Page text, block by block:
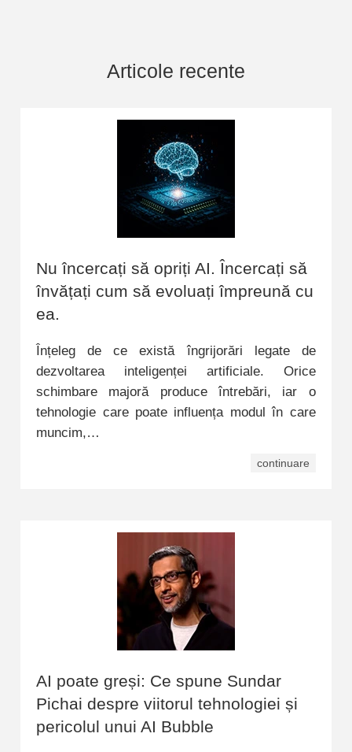
Articole recente
Nu încercați să opriți AI. Încercați să
învățați cum să evoluați împreună cu
ea.
Înțeleg de ce există îngrijorări legate de
dezvoltarea inteligenței artificiale. Orice
schimbare majoră produce întrebări, iar o
tehnologie care poate influența modul în care
muncim,…
continuare
AI poate greși: Ce spune Sundar
Pichai despre viitorul tehnologiei și
pericolul unui AI Bubble